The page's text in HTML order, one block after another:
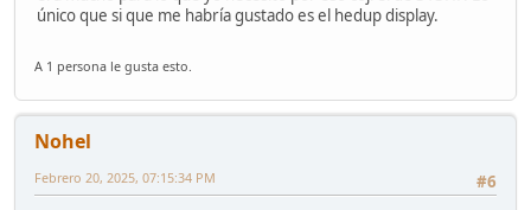
único que si que me habría gustado es el hedup display.
A 1 persona le gusta esto.
Nohel
#6
Febrero 20, 2025, 07:15:34 PM